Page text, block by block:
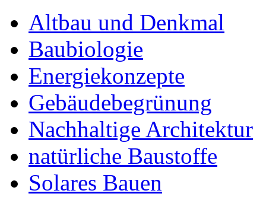
Altbau und Denkmal
Baubiologie
Energiekonzepte
Gebäudebegrünung
Nachhaltige Architektur
natürliche Baustoffe
Solares Bauen